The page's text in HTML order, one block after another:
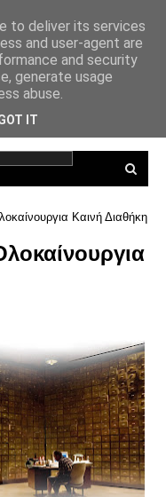
Καινή Διαθήκη
to deliver its services
and user-agent are
and security
generate usage
abuse.
IT